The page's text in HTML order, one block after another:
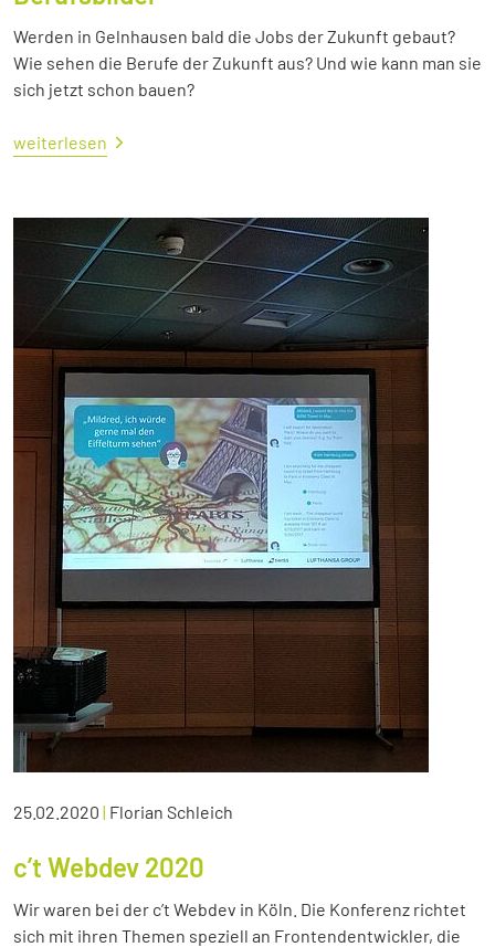
Werden in Gelnhausen bald die Jobs der Zukunft gebaut?
Wie sehen die Berufe der Zukunft aus? Und wie kann man sie
sich jetzt schon bauen?
weiterlesen
25.02.2020 | Florian Schleich
c’t Webdev 2020
Wir waren bei der c’t Webdev in Köln. Die Konferenz richtet
sich mit ihren Themen speziell an Frontendentwickler, die